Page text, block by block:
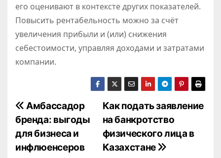
его оценивают в контексте других показателей.
Повысить рентабельность можно за счёт
увеличения прибыли и (или) снижения
себестоимости, управляя доходами и затратами
компании.
Н
а
в
Как подать заявление
на банкротство
физического лица в
Казахстане
Амбассадор
бренда: выгоды
для бизнеса и
инфлюенсеров